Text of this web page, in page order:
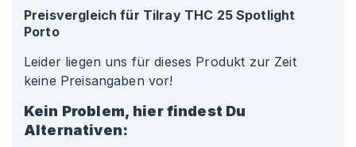
Preisvergleich für Tilray THC 25 Spotlight
Porto
Leider liegen uns für dieses Produkt zur Zeit
keine Preisangaben vor!
Kein Problem, hier findest Du
Alternativen: